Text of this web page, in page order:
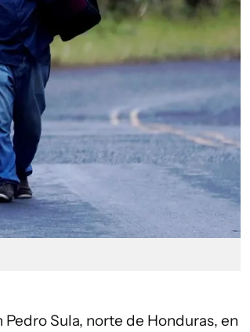
Sula, norte de Honduras, en